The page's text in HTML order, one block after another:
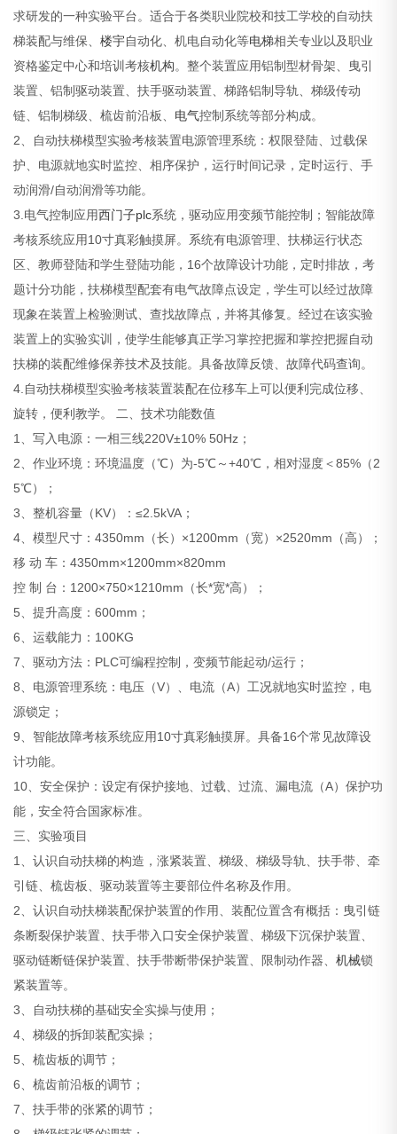
求研发的一种实验平台。适合于各类职业院校和技工学校的自动扶
梯装配与维保、楼宇自动化、机电自动化等电梯相关专业以及职业
资格鉴定中心和培训考核机构。整个装置应用铝制型材骨架、曳引
装置、铝制驱动装置、扶手驱动装置、梯路铝制导轨、梯级传动
链、铝制梯级、梳齿前沿板、 电气控制系统等部分构成。
2、 自动扶梯模型实验考核装置电源管理系统：权限登陆、过载保
护、电源就地实时监控、相序保护，运行时间记录，定时运行、手
动润滑/自动润滑等功能。
3.电气控制应用西门子plc系统，驱动应用变频节能控制；智能故障
考核系统应用10寸真彩触摸屏。系统有电源管理、扶梯运行状态
区、教师登陆和学生登陆功能，16个故障设计功能，定时排故，考
题计分功能，扶梯模型配套有电气故障点设定，学生可以经过故障
现象在装置上检验测试、查找故障点，并将其修复。经过在该实验
装置上的实验实训，使学生能够真正学习掌控把握和掌控把握自动
扶梯的装配维修保养技术及技能。具备故障反馈、故障代码查询。
4.自动扶梯模型实验考核装置装配在位移车上可以便利完成位移、
旋转，便利教学。
二、技术功能数值
1、写入电源：一相三线220V±10% 50Hz；
2、作业环境：环境温度（℃）为-5℃～+40℃，相对湿度＜85%（2
5℃）；
3、整机容量（KV）：≤2.5kVA；
4、模型尺寸：4350mm（长）×1200mm（宽）×2520mm（高）；
移 动 车：4350mm×1200mm×820mm
控 制 台：1200×750×1210mm（长*宽*高）；
5、提升高度：600mm；
6、运载能力：100KG
7、驱动方法：PLC可编程控制，变频节能起动/运行；
8、电源管理系统：电压（V）、电流（A）工况就地实时监控，电
源锁定；
9、智能故障考核系统应用10寸真彩触摸屏。具备16个常见故障设
计功能。
10、安全保护：设定有保护接地、过载、过流、漏电流（A）保护功
能，安全符合国家标准。
三、实验项目
1、认识自动扶梯的构造，涨紧装置、梯级、梯级导轨、扶手带、牵
引链、梳齿板、驱动装置等主要部位件名称及作用。
2、认识自动扶梯装配保护装置的作用、装配位置含有概括：曳引链
条断裂保护装置、扶手带入口安全保护装置、梯级下沉保护装置、
驱动链断链保护装置、扶手带断带保护装置、限制动作器、机械锁
紧装置等。
3、自动扶梯的基础安全实操与使用；
4、梯级的拆卸装配实操；
5、梳齿板的调节；
6、梳齿前沿板的调节；
7、扶手带的张紧的调节；